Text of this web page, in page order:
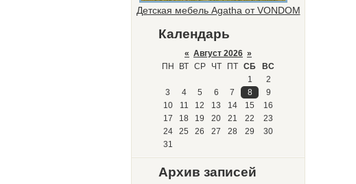
Детская мебель Agatha от VONDOM
Календарь
« Август 2026 »
ПН
ВТ СР ЧТ ПТ СБ
ВС
1
2
3
4 5 6 7 8
9
10
11 12 13 14 15
16
17
18 19 20 21 22
23
24
25 26 27 28 29
30
31
Архив записей